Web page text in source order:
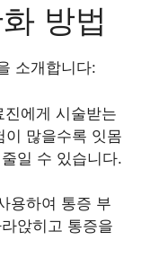
방법
소개합니다:
진에게 시술받는
이 많을수록 잇몸
일 수 있습니다.
용하여 통증 부
앉히고 통증을